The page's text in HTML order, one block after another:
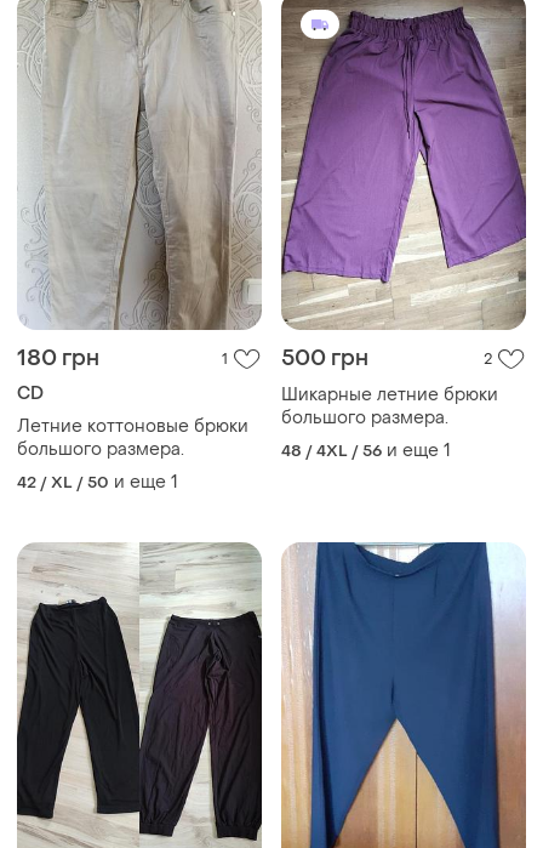
180 грн 1
CD
Летние коттоновые брюки
большого размера.
42 / XL / 50 и еще 1
500 грн 2
Шикарные летние брюки
большого размера.
48 / 4XL / 56 и еще 1